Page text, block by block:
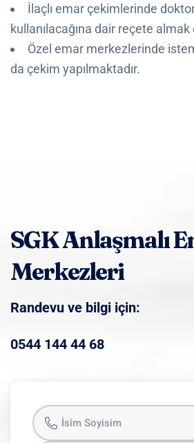
İlaçlı emar çekimlerinde
kullanılacağına dair reçete
Özel emar merkezlerinde
da çekim yapılmaktadır.
SGK Anlaşmalı
Merkezleri
Randevu ve bilgi için:
0544 144 44 68